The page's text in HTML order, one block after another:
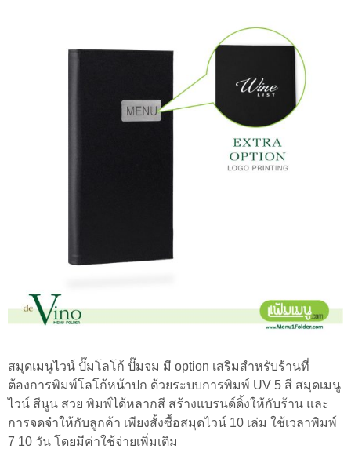
สมุดเมนูไวน์ ปั๊มโลโก้ ปั๊มจม มี option เสริมสำหรับร้านที่
ต้องการพิมพ์โลโก้หน้าปก ด้วยระบบการพิมพ์ UV 5 สี สมุดเมนู
ไวน์ สีนูน สวย พิมพ์ได้หลากสี สร้างแบรนด์ดิ้งให้กับร้าน และ
การจดจำให้กับลูกค้า เพียงสั้งซื้อสมุดไวน์ 10 เล่ม ใช้เวลาพิมพ์
7 10 วัน โดยมีค่าใช้จ่ายเพิ่มเติม